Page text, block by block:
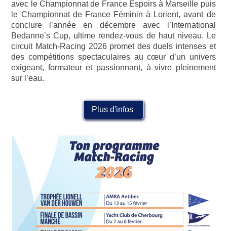
avec le Championnat de France Espoirs à Marseille puis
le Championnat de France Féminin à Lorient, avant de
conclure l’année en décembre avec l’International
Bedanne’s Cup, ultime rendez-vous de haut niveau. Le
circuit Match-Racing 2026 promet des duels intenses et
des compétitions spectaculaires au cœur d’un univers
exigeant, formateur et passionnant, à vivre pleinement
sur l’eau.
Plus d'infos